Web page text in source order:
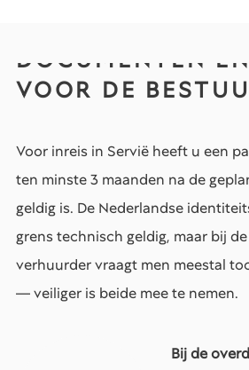
DOCUMENTEN
VOOR DE
Voor inreis in Servië heeft u een
ten minste 3 maanden na de
geldig is. De Nederlandse
grens technisch geldig, maar bij
verhuurder vraagt men meestal
— veiliger is beide mee te nemen.
Bij de